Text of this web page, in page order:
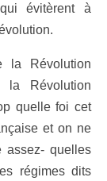
évitèrent à
la Révolution
la Révolution
quelle foi cet
et on ne
assez- quelles
régimes dits